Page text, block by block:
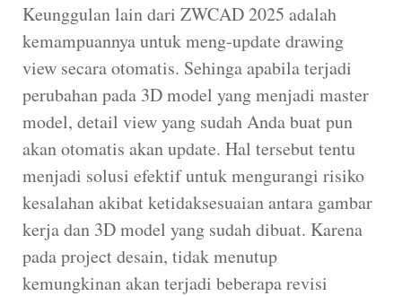
Keunggulan lain dari ZWCAD 2025 adalah
kemampuannya untuk meng-update drawing
view secara otomatis. Sehinga apabila terjadi
perubahan pada 3D model yang menjadi master
model, detail view yang sudah Anda buat pun
akan otomatis akan update. Hal tersebut tentu
menjadi solusi efektif untuk mengurangi risiko
kesalahan akibat ketidaksesuaian antara gambar
kerja dan 3D model yang sudah dibuat. Karena
pada project desain, tidak menutup
kemungkinan akan terjadi beberapa revisi